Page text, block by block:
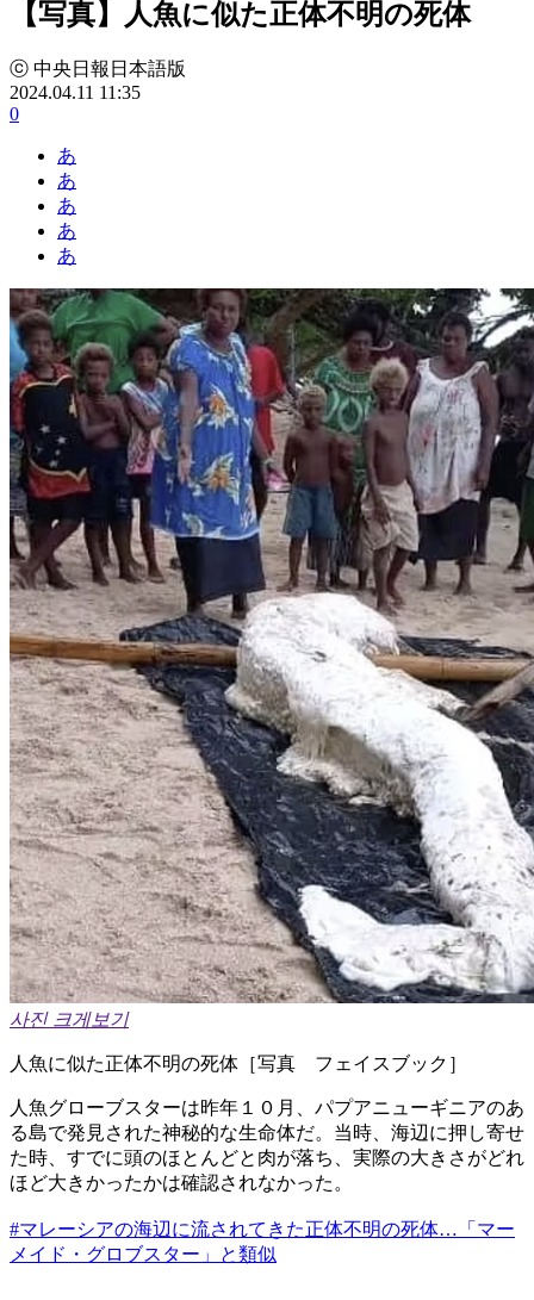
【写真】人魚に似た正体不明の死体
ⓒ 中央日報日本語版
2024.04.11 11:35
0
あ
あ
あ
あ
あ
사진 크게보기
人魚に似た正体不明の死体［写真 フェイスブック］
人魚グローブスターは昨年１０月、パプアニューギニアのあ
る島で発見された神秘的な生命体だ。当時、海辺に押し寄せ
た時、すでに頭のほとんどと肉が落ち、実際の大きさがどれ
ほど大きかったかは確認されなかった。
#マレーシアの海辺に流されてきた正体不明の死体…「マー
メイド・グロブスター」と類似